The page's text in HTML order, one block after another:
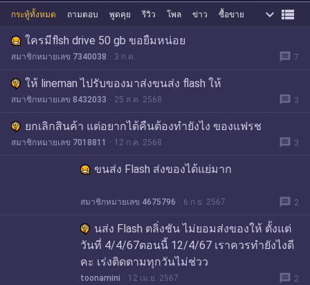
กระทู้ทั้งหมด ถามตอบ พูดคุย รีวิว โพล ข่าว ซื้อขาย  
ใครมีflsh drive 50 gb ขอยืมหน่อย
สมาชิกหมายเลข 7340038 3 ก.ค. message 7
ให้ lineman ไปรับของมาส่งขนส่ง flash ให้
สมาชิกหมายเลข 8432033 25 ส.ค. 2568 message 3
ยกเลิกสินค้า แต่อยากได้คืนต้องทำยังไง ของแฟรช
สมาชิกหมายเลข 7018811 12 ก.ค. 2568 message 3
ขนส่ง Flash ส่งของได้แย่มาก
สมาชิกหมายเลข 4675796 6 ก.ย. 2567 message 2
นส่ง Flash ตลิ่งชัน ไม่ยอมส่งของให้ ตั้งแต่
วันที่ 4/4/67ตอนนี้ 12/4/67 เราควรทำยังไงดี
คะ เร่งติดตามทุกวันไม่ช่วว
toonamini 12 เม.ย. 2567 message 2